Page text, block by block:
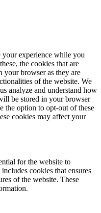
your experience while you
the cookies that are
your browser as they are
of the website. We
analyze and understand how
be stored in your browser
the option to opt-out of these
cookies may affect your
for the website to
cookies that ensures
of the website. These